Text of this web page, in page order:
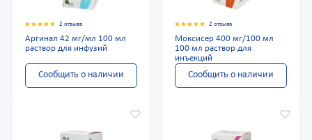
2 отзыва
Аргинал 42 мг/мл 100 мл
раствор для инфузий
Сообщить о наличии
2 отзыва
Моксисер 400 мг/100 мл
100 мл раствор для
инъекций
Сообщить о наличии